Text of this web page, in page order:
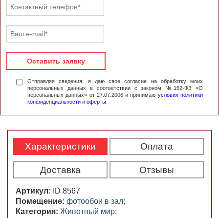
Оставить заявку
Отправляя сведения, я даю свое согласие на обработку моих
персональных данных в соответствии с законом №152-ФЗ «О
персональных данных» от 27.07.2006 и принимаю условия политики
конфиденциальности и оферты
Характеристики Оплата
Доставка Отзывы
Артикул:
ID 8567
Помещение: фотообои в зал;
Категория: Животный мир;